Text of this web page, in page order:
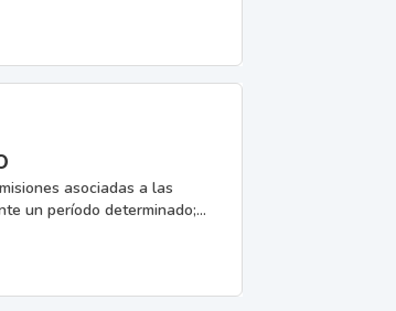
asociadas a las
un período determinado;...